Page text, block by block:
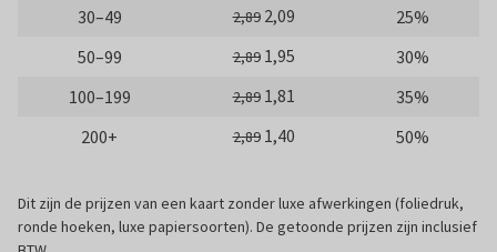
30–49
2,89 2,09
25%
50–99
2,89 1,95
30%
100–199
2,89 1,81
35%
200+
2,89 1,40 50%
Dit zijn de prijzen van een kaart zonder luxe afwerkingen (foliedruk,
ronde hoeken, luxe papiersoorten). De getoonde prijzen zijn inclusief